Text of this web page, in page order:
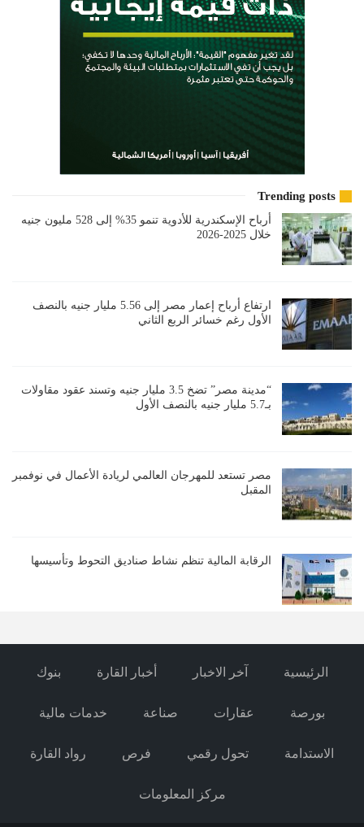
Trending posts
أرباح الإسكندرية للأدوية تنمو 35% إلى 528 مليون جنيه
خلال 2025-2026
ارتفاع أرباح إعمار مصر إلى 5.56 مليار جنيه بالنصف
الأول رغم خسائر الربع الثاني
“مدينة مصر” تضخ 3.5 مليار جنيه وتسند عقود مقاولات
بـ5.7 مليار جنيه بالنصف الأول
مصر تستعد للمهرجان العالمي لريادة الأعمال في نوفمبر
المقبل
الرقابة المالية تنظم نشاط صناديق التحوط وتأسيسها
الرئيسية آخر الاخبار أخبار القارة بنوك
بورصة عقارات صناعة خدمات مالية
الاستدامة تحول رقمي فرص رواد القارة
مركز المعلومات